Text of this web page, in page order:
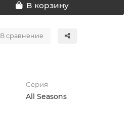
В корзину
В сравнение
Серия
All Seasons